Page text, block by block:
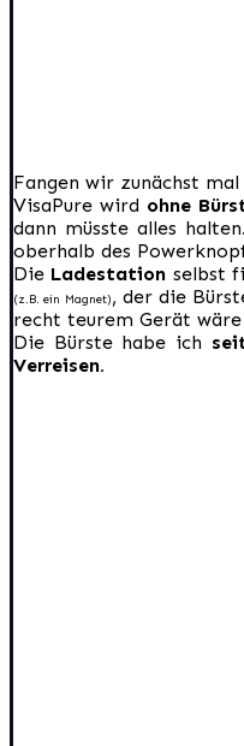
Fangen wir zunächst mal
VisaPure wird ohne
dann müsste alles
oberhalb des
Die Ladestation selbst
(z.B. ein Magnet), der die
recht teurem Gerät wäre
Die Bürste habe ich
Verreisen.